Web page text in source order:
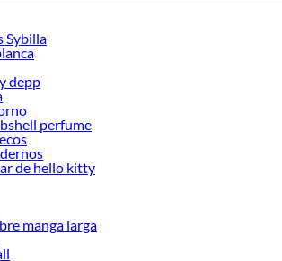
Sybilla
depp
perfume
de hello kitty
manga larga